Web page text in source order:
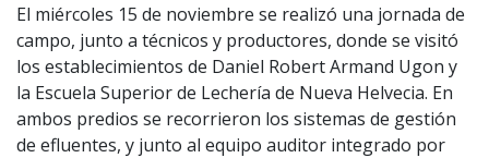
El miércoles 15 de noviembre se realizó una jornada de
campo, junto a técnicos y productores, donde se visitó
los establecimientos de Daniel Robert Armand Ugon y
la Escuela Superior de Lechería de Nueva Helvecia. En
ambos predios se recorrieron los sistemas de gestión
de efluentes, y junto al equipo auditor integrado por